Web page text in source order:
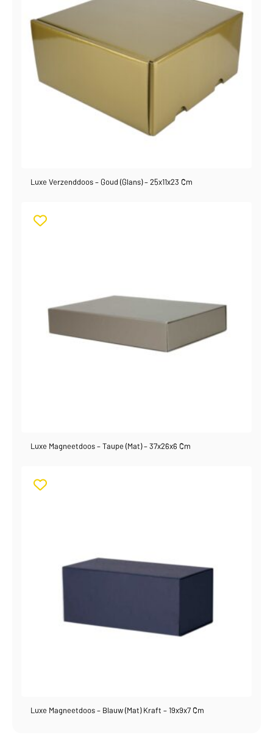
Luxe Verzenddoos – Goud (glans) – 25x11x23 Cm
Luxe Magneetdoos – Taupe (mat) – 37x26x6 Cm
Luxe Magneetdoos – Blauw (mat) Kraft – 19x9x7 Cm